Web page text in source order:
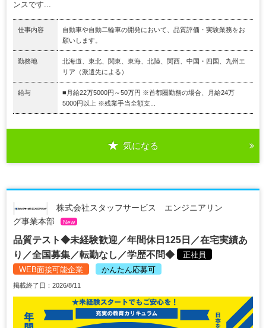
ンスです...
仕事内容
自動車や自動二輪車の開発において、品質評価・実験業務をお
願いします。
勤務地
北海道、東北、関東、東海、北陸、関西、中国・四国、九州エ
リア（派遣先による）
給与
■月給22万5000円～50万円 ※首都圏勤務の場合、月給24万
5000円以上 ※残業手当全額支...
気になる
株式会社スタッフサービス エンジニアリン
グ事業本部
New
品質テスト◆未経験歓迎／年間休日125日／在宅実績あ
り／全国募集／転勤なし／学歴不問◆
正社員
WEB面接可能企業
かんたん応募可
掲載終了日：2026/8/11